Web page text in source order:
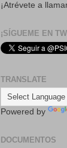
¡Atrévete a
¡SÍGUEME EN
TRANSLATE
Powered by
DOCUMENTOS